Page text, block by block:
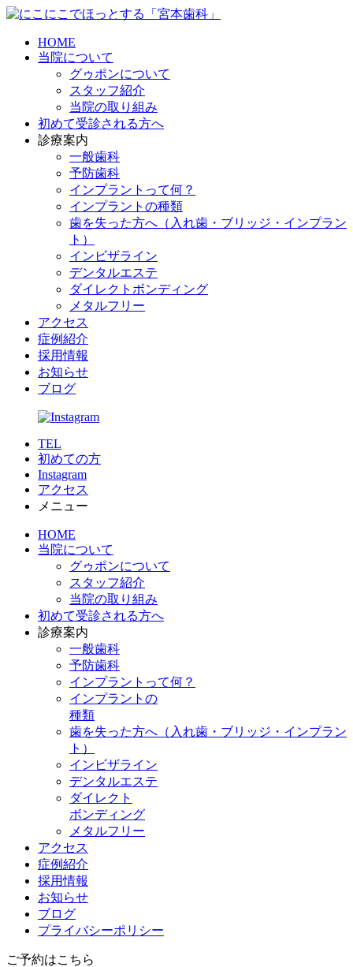
HOME
当院について
グゥポンについて
スタッフ紹介
当院の取り組み
初めて受診される方へ
診療案内
一般歯科
予防歯科
インプラントって何？
インプラントの種類
歯を失った方へ（入れ歯・ブリッジ・インプラン
ト）
インビザライン
デンタルエステ
ダイレクトボンディング
メタルフリー
アクセス
症例紹介
採用情報
お知らせ
ブログ
TEL
初めての方
Instagram
アクセス
メニュー
HOME
当院について
グゥポンについて
スタッフ紹介
当院の取り組み
初めて受診される方へ
診療案内
一般歯科
予防歯科
インプラントって何？
インプラントの
種類
歯を失った方へ（入れ歯・ブリッジ・インプラン
ト）
インビザライン
デンタルエステ
ダイレクト
ボンディング
メタルフリー
アクセス
症例紹介
採用情報
お知らせ
ブログ
プライバシーポリシー
ご予約はこちら